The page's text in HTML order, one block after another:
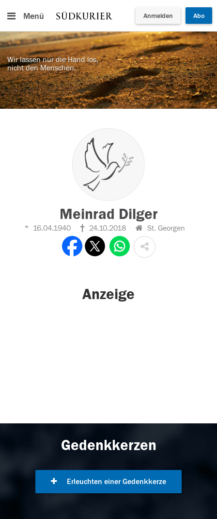
Menü Anmelden Abo
Wir lassen nur die Hand los,
nicht den Menschen.
Meinrad Dilger
16.04.1940 24.10.2018 St. Georgen
Anzeige
Gedenkkerzen
Erleuchten einer Gedenkkerze